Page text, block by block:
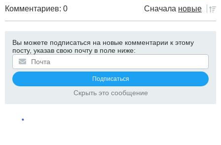
Комментариев: 0 Сначала новые
Вы можете подписаться на новые комментарии к этому
посту, указав свою почту в поле ниже:
Скрыть это сообщение